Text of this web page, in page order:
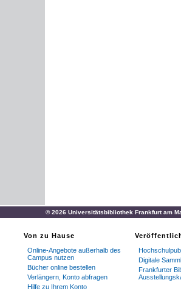
© 2026 Universitätsbibliothek Frankfurt am
Von zu Hause
Online-Angebote außerhalb des
Campus nutzen
Bücher online bestellen
Verlängern, Konto abfragen
Hilfe zu Ihrem Konto
Digitale
Frankfurter